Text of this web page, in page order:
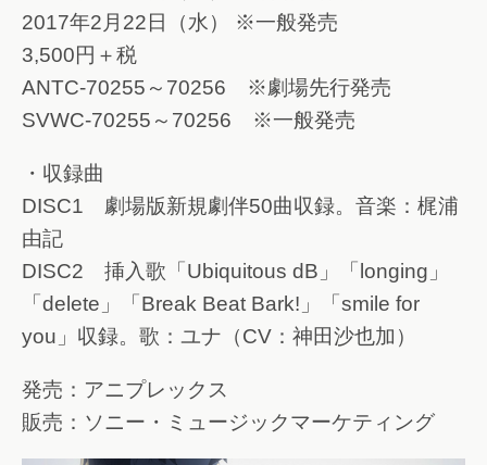
2017年2月22日（水） ※一般発売
3,500円＋税
ANTC-70255～70256 ※劇場先行発売
SVWC-70255～70256 ※一般発売
・収録曲
DISC1 劇場版新規劇伴50曲収録。音楽：梶浦
由記
DISC2 挿入歌「Ubiquitous dB」「longing」
「delete」「Break Beat Bark!」「smile for
you」収録。歌：ユナ（CV：神田沙也加）
発売：アニプレックス
販売：ソニー・ミュージックマーケティング